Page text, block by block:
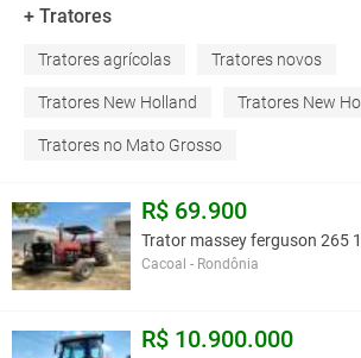
+ Tratores
Tratores agrícolas Tratores novos
Tratores New Holland Tratores New
Tratores no Mato Grosso
R$ 69.900
Trator massey ferguson 265
Cacoal - Rondônia
R$ 10.900.000